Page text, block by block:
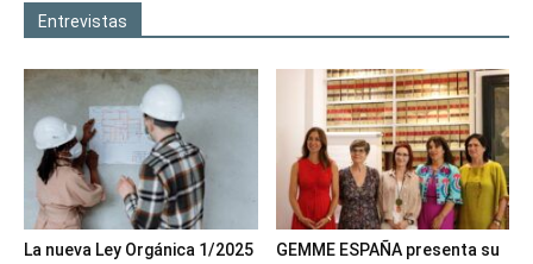
Entrevistas
La nueva Ley Orgánica 1/2025
GEMME ESPAÑA presenta su